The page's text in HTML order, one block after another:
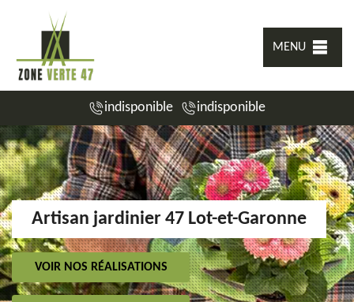
MENU
indisponible indisponible
Artisan jardinier 47 Lot-et-Garonne
VOIR NOS RÉALISATIONS